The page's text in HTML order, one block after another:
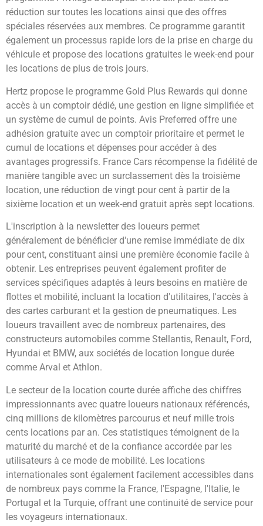
réduction sur toutes les locations ainsi que des offres
spéciales réservées aux membres. Ce programme garantit
également un processus rapide lors de la prise en charge du
véhicule et propose des locations gratuites le week-end pour
les locations de plus de trois jours.
Hertz propose le programme Gold Plus Rewards qui donne
accès à un comptoir dédié, une gestion en ligne simplifiée et
un système de cumul de points. Avis Preferred offre une
adhésion gratuite avec un comptoir prioritaire et permet le
cumul de locations et dépenses pour accéder à des
avantages progressifs. France Cars récompense la fidélité de
manière tangible avec un surclassement dès la troisième
location, une réduction de vingt pour cent à partir de la
sixième location et un week-end gratuit après sept locations.
L'inscription à la newsletter des loueurs permet
généralement de bénéficier d'une remise immédiate de dix
pour cent, constituant ainsi une première économie facile à
obtenir. Les entreprises peuvent également profiter de
services spécifiques adaptés à leurs besoins en matière de
flottes et mobilité, incluant la location d'utilitaires, l'accès à
des cartes carburant et la gestion de pneumatiques. Les
loueurs travaillent avec de nombreux partenaires, des
constructeurs automobiles comme Stellantis, Renault, Ford,
Hyundai et BMW, aux sociétés de location longue durée
comme Arval et Athlon.
Le secteur de la location courte durée affiche des chiffres
impressionnants avec quatre loueurs nationaux référencés,
cinq millions de kilomètres parcourus et neuf mille trois
cents locations par an. Ces statistiques témoignent de la
maturité du marché et de la confiance accordée par les
utilisateurs à ce mode de mobilité. Les locations
internationales sont également facilement accessibles dans
de nombreux pays comme la France, l'Espagne, l'Italie, le
Portugal et la Turquie, offrant une continuité de service pour
les voyageurs internationaux.